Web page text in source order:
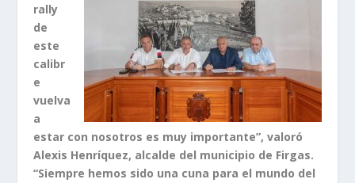
rally
de
este
calibr
e
vuelva
a
estar con nosotros es muy importante”, valoró
Alexis Henríquez, alcalde del municipio de Firgas.
“Siempre hemos sido una cuna para el mundo del